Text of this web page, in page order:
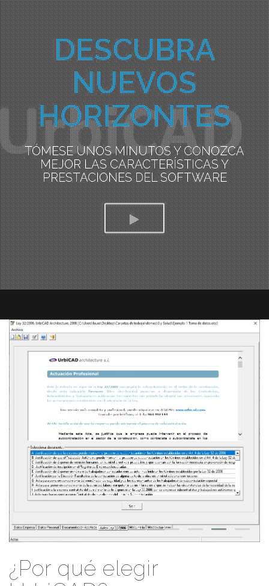
DESCUBRA
NUEVOS
HORIZONTES
TÓMESE UNOS MINUTOS Y CONOZCA
MEJOR LAS CARACTERÍSTICAS Y
PRESTACIONES DEL SOFTWARE
¿Por qué elegir